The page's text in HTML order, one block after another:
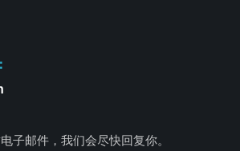
子邮件，我们会尽快回复你。